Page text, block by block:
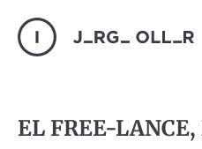
EL FREE-LANCE,